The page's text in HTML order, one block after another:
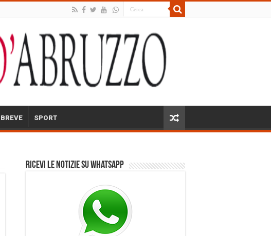
SPORT
Ricevi le notizie su Whatsapp